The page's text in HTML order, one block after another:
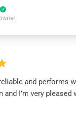
and performs
and I’m very pleased